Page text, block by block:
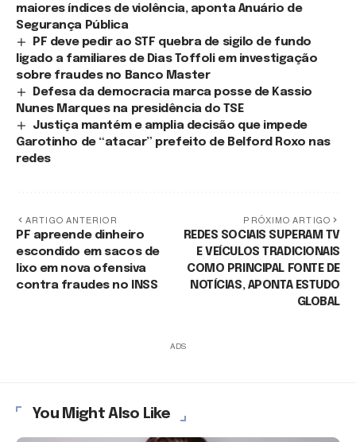
maiores índices de violência, aponta Anuário de
Segurança Pública
PF deve pedir ao STF quebra de sigilo de fundo
ligado a familiares de Dias Toffoli em investigação
sobre fraudes no Banco Master
Defesa da democracia marca posse de Kassio
Nunes Marques na presidência do TSE
Justiça mantém e amplia decisão que impede
Garotinho de “atacar” prefeito de Belford Roxo nas
redes
ARTIGO ANTERIOR
PF apreende dinheiro
escondido em sacos de
lixo em nova ofensiva
contra fraudes no INSS
PRÓXIMO ARTIGO
REDES SOCIAIS SUPERAM TV
E VEÍCULOS TRADICIONAIS
COMO PRINCIPAL FONTE DE
NOTÍCIAS, APONTA ESTUDO
GLOBAL
ADS
You Might Also Like